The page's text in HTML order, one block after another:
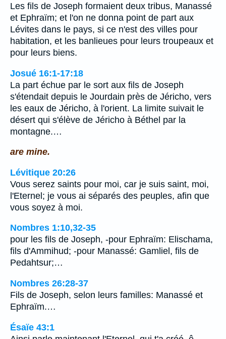
Les fils de Joseph formaient deux tribus, Manassé
et Ephraïm; et l'on ne donna point de part aux
Lévites dans le pays, si ce n'est des villes pour
habitation, et les banlieues pour leurs troupeaux et
pour leurs biens.
Josué 16:1-17:18
La part échue par le sort aux fils de Joseph
s'étendait depuis le Jourdain près de Jéricho, vers
les eaux de Jéricho, à l'orient. La limite suivait le
désert qui s'élève de Jéricho à Béthel par la
montagne.…
are mine.
Lévitique 20:26
Vous serez saints pour moi, car je suis saint, moi,
l'Eternel; je vous ai séparés des peuples, afin que
vous soyez à moi.
Nombres 1:10,32-35
pour les fils de Joseph, -pour Ephraïm: Elischama,
fils d'Ammihud; -pour Manassé: Gamliel, fils de
Pedahtsur;…
Nombres 26:28-37
Fils de Joseph, selon leurs familles: Manassé et
Ephraïm.…
Ésaïe 43:1